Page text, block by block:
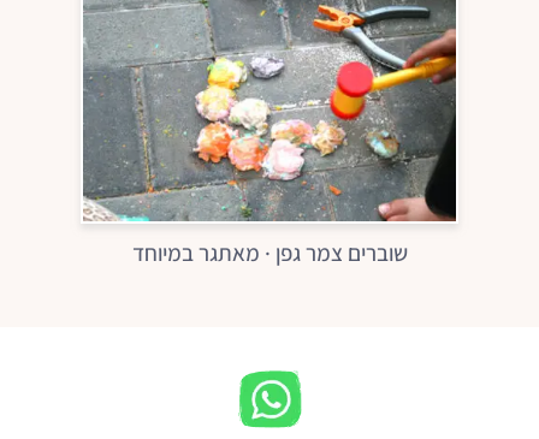
שוברים צמר גפן · מאתגר במיוחד